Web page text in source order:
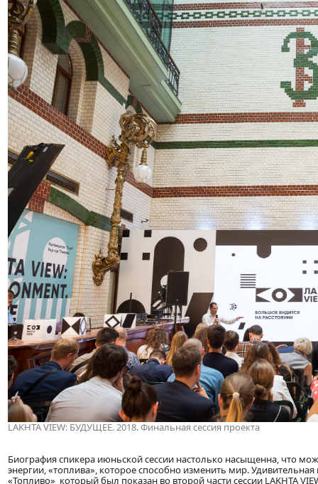
LAKHTA VIEW: БУДУЩЕЕ. 2018. Финальная сессия проекта
Биография спикера июньской сессии настолько насыщенна, что
энергии, «топлива», которое способно изменить мир.
«Топливо» который был показан во второй части сессии LAKHTA